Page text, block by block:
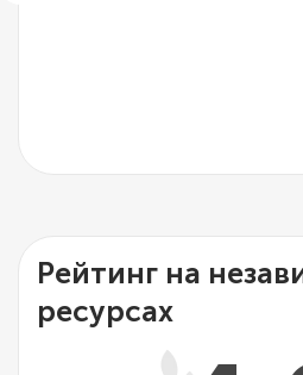
Рейтинг на
ресурсах